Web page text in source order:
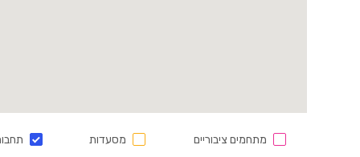
מתחמים ציבוריים מסעדות